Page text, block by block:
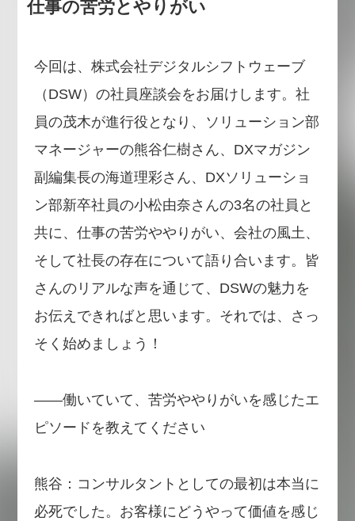
仕事の苦労とやりがい
今回は、株式会社デジタルシフトウェーブ
（DSW）の社員座談会をお届けします。社
員の茂木が進行役となり、ソリューション部
マネージャーの熊谷仁樹さん、DXマガジン
副編集長の海道理彩さん、DXソリューショ
ン部新卒社員の小松由奈さんの3名の社員と
共に、仕事の苦労ややりがい、会社の風土、
そして社長の存在について語り合います。皆
さんのリアルな声を通じて、DSWの魅力を
お伝えできればと思います。それでは、さっ
そく始めましょう！
――働いていて、苦労ややりがいを感じたエ
ピソードを教えてください
熊谷：コンサルタントとしての最初は本当に
必死でした。お客様にどうやって価値を感じ